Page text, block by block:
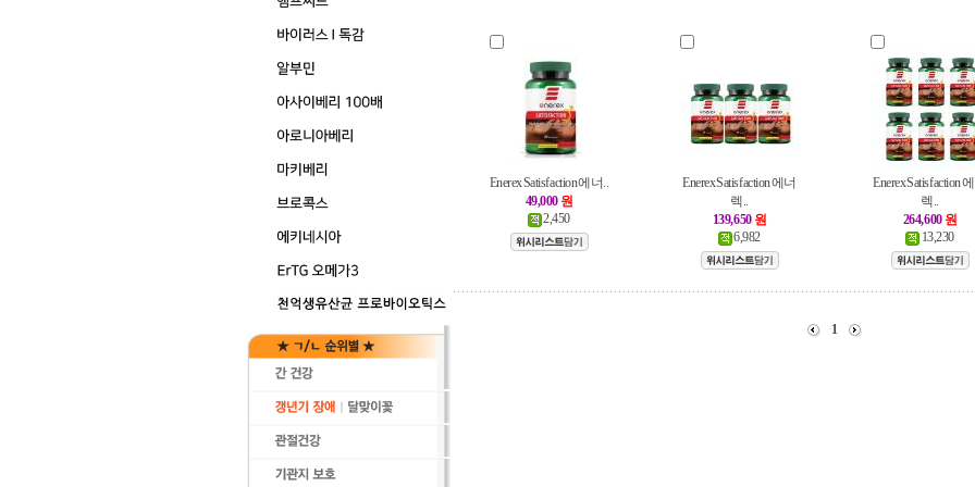
Enerex Satisfaction 에너..
49,000 원
2,450
Enerex Satisfaction 에너
렉..
139,650 원
6,982
Enerex Satisfaction
렉..
264,600 원
13,230
1